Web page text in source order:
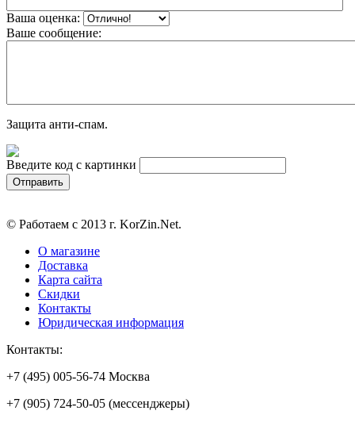
Ваша оценка:
Ваше сообщение:
Защита анти-спам.
Введите код с картинки
© Работаем с 2013 г. KorZin.Net.
О магазине
Доставка
Карта сайта
Скидки
Контакты
Юридическая информация
Контакты:
+7 (495) 005-56-74 Москва
+7 (905) 724-50-05 (мессенджеры)